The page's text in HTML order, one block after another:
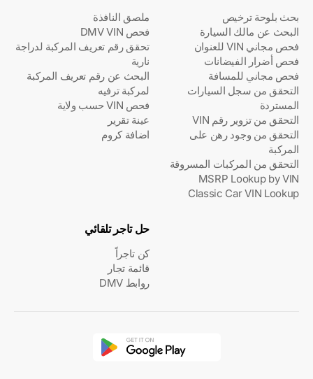
ملصق النافذة
فحص DMV VIN
تحقق رقم تعريف المركبة لدراجة
نارية
البحث عن رقم تعريف المركبة
لمركبة ترفيه
فحص VIN حسب ولاية
عينة تقرير
اضافة كروم
بحث بلوحة ترخيص
البحث عن مالك السيارة
فحص مجاني VIN للعنوان
فحص أضرار الفيضانات
فحص مجاني للمسافة
التحقق من سجل السيارات
المستردة
التحقق من تزوير رقم VIN
التحقق من وجود رهن على
المركبة
التحقق من المركبات المسروقة
MSRP Lookup by VIN
Classic Car VIN Lookup
حل تاجر تلقائي
كن تاجراً
قائمة تجار
روابط DMV